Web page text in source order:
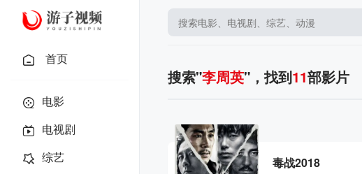
首页
电影
电视剧
综艺
搜索"李周英"，找到11部影片
毒战2018